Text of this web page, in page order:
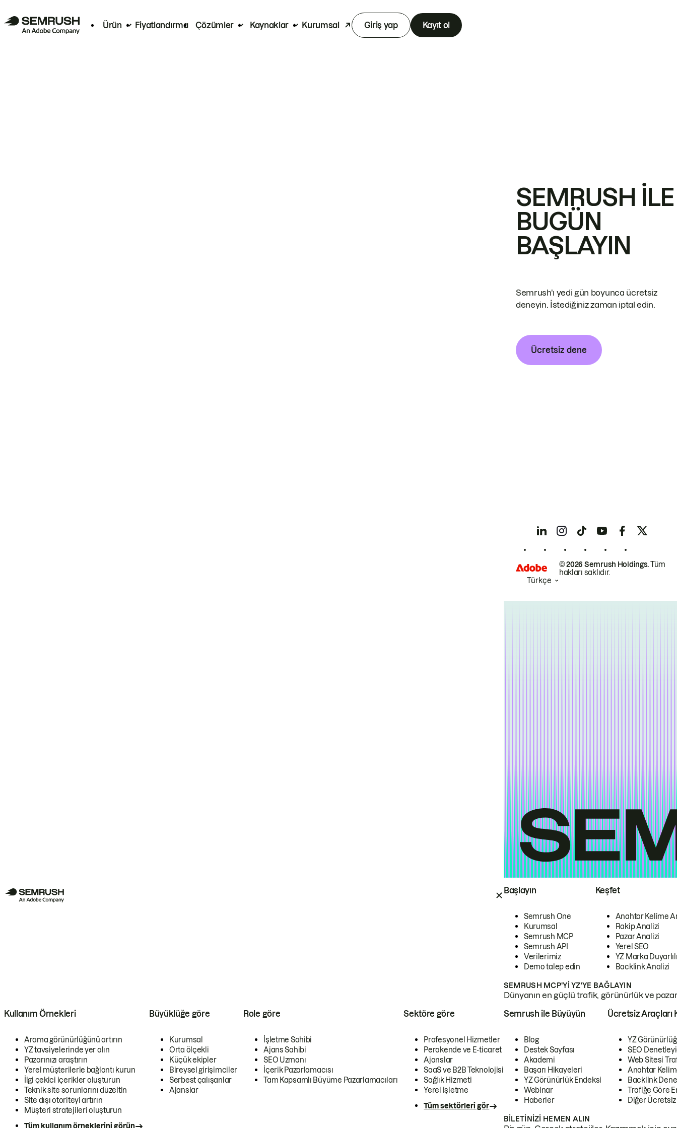
Ürün Fiyatlandırma Çözümler Kaynaklar Kurumsal Giriş yap Kayıt ol
Başlayın
Semrush One
Kurumsal
Semrush MCP
Semrush API
Verilerimiz
Demo talep edin
Keşfet
Anahtar Kelime
Rakip Analizi
Pazar Analizi
Yerel SEO
YZ Marka
Backlink Analizi
SEMRUSH MCP'YI YZ'YE BAĞLAYIN
Dünyanın en güçlü trafik, görünürlük ve
Kullanım Örnekleri
Arama görünürlüğünü artırın
YZ tavsiyelerinde yer alın
Pazarınızı araştırın
Yerel müşterilerle bağlantı kurun
İlgi çekici içerikler oluşturun
Teknik site sorunlarını düzeltin
Site dışı otoriteyi artırın
Müşteri stratejileri oluşturun
Tüm kullanım örneklerini görün
Büyüklüğe göre
Kurumsal
Orta ölçekli
Küçük ekipler
Bireysel girişimciler
Serbest çalışanlar
Ajanslar
Role göre
İşletme Sahibi
Ajans Sahibi
SEO Uzmanı
İçerik Pazarlamacısı
Tam Kapsamlı Büyüme Pazarlamacıları
Sektöre göre
Profesyonel Hizmetler
Perakende ve E-ticaret
Ajanslar
SaaS ve B2B Teknolojisi
Sağlık Hizmeti
Yerel işletme
Tüm sektörleri gör
Semrush ile Büyüyün
Blog
Destek Sayfası
Akademi
Başarı Hikayeleri
YZ Görünürlük Endeksi
Webinar
Haberler
Ücretsiz Araçları
YZ
SEO
Web Sitesi
Anahtar
Backlink
Trafiğe Göre
Diğer
BILETINIZI HEMEN ALIN
SEMRUSH ILE
BUGÜN
BAŞLAYIN
Semrush'ı yedi gün boyunca ücretsiz
deneyin. İstediğiniz zaman iptal edin.
Ücretsiz dene
© 2026 Semrush Holdings.Tüm
hakları saklıdır.
Türkçe